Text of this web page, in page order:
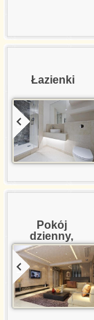
Łazienki
Pokój
dzienny,
salon